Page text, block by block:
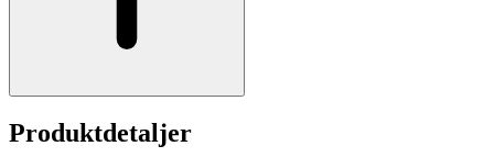
Produktdetaljer